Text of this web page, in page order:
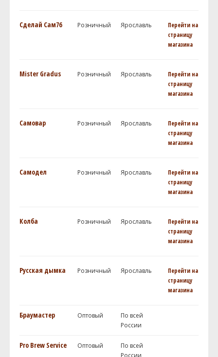
Сделай Сам76 Розничный Ярославль
Перейти на
страницу
магазина
Mister Gradus Розничный Ярославль
Перейти на
страницу
магазина
Самовар Розничный Ярославль
Перейти на
страницу
магазина
Самодел Розничный Ярославль
Перейти на
страницу
магазина
Колба Розничный Ярославль
Перейти на
страницу
магазина
Русская дымка Розничный Ярославль
Перейти на
страницу
магазина
Браумастер Оптовый
По всей
России
Pro Brew Service Оптовый
По всей
России